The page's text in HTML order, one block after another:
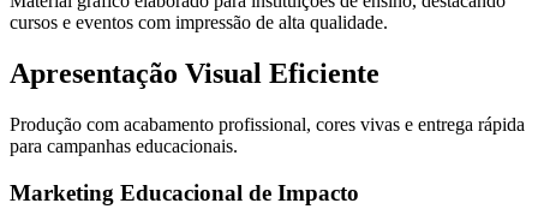
cursos e eventos com impressão de alta qualidade.
Apresentação Visual Eficiente
Produção com acabamento profissional, cores vivas e entrega rápida
para campanhas educacionais.
Marketing Educacional de Impacto